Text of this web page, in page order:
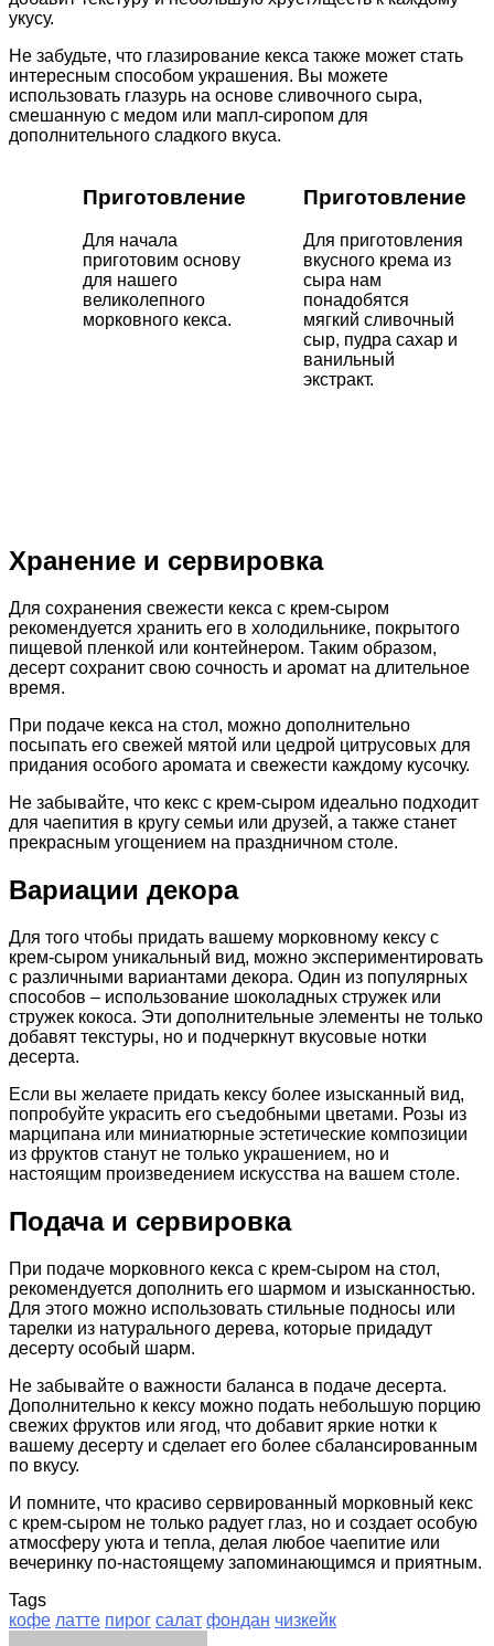
укусу.
Не забудьте, что глазирование кекса также может стать
интересным способом украшения. Вы можете
использовать глазурь на основе сливочного сыра,
смешанную с медом или мапл-сиропом для
дополнительного сладкого вкуса.
Приготовление
Для начала
приготовим основу
для нашего
великолепного
морковного кекса.
Приготовление
Для приготовления
вкусного крема из
сыра нам
понадобятся
мягкий сливочный
сыр, пудра сахар и
ванильный
экстракт.
Хранение и сервировка
Для сохранения свежести кекса с крем-сыром
рекомендуется хранить его в холодильнике, покрытого
пищевой пленкой или контейнером. Таким образом,
десерт сохранит свою сочность и аромат на длительное
время.
При подаче кекса на стол, можно дополнительно
посыпать его свежей мятой или цедрой цитрусовых для
придания особого аромата и свежести каждому кусочку.
Не забывайте, что кекс с крем-сыром идеально подходит
для чаепития в кругу семьи или друзей, а также станет
прекрасным угощением на праздничном столе.
Вариации декора
Для того чтобы придать вашему морковному кексу с
крем-сыром уникальный вид, можно экспериментировать
с различными вариантами декора. Один из популярных
способов – использование шоколадных стружек или
стружек кокоса. Эти дополнительные элементы не только
добавят текстуры, но и подчеркнут вкусовые нотки
десерта.
Если вы желаете придать кексу более изысканный вид,
попробуйте украсить его съедобными цветами. Розы из
марципана или миниатюрные эстетические композиции
из фруктов станут не только украшением, но и
настоящим произведением искусства на вашем столе.
Подача и сервировка
При подаче морковного кекса с крем-сыром на стол,
рекомендуется дополнить его шармом и изысканностью.
Для этого можно использовать стильные подносы или
тарелки из натурального дерева, которые придадут
десерту особый шарм.
Не забывайте о важности баланса в подаче десерта.
Дополнительно к кексу можно подать небольшую порцию
свежих фруктов или ягод, что добавит яркие нотки к
вашему десерту и сделает его более сбалансированным
по вкусу.
И помните, что красиво сервированный морковный кекс
с крем-сыром не только радует глаз, но и создает особую
атмосферу уюта и тепла, делая любое чаепитие или
вечеринку по-настоящему запоминающимся и приятным.
Tags
кофе латте пирог салат фондан чизкейк